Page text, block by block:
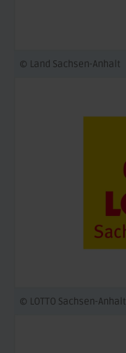
© Land Sachsen-Anhalt
© LOTTO Sachsen-Anhalt